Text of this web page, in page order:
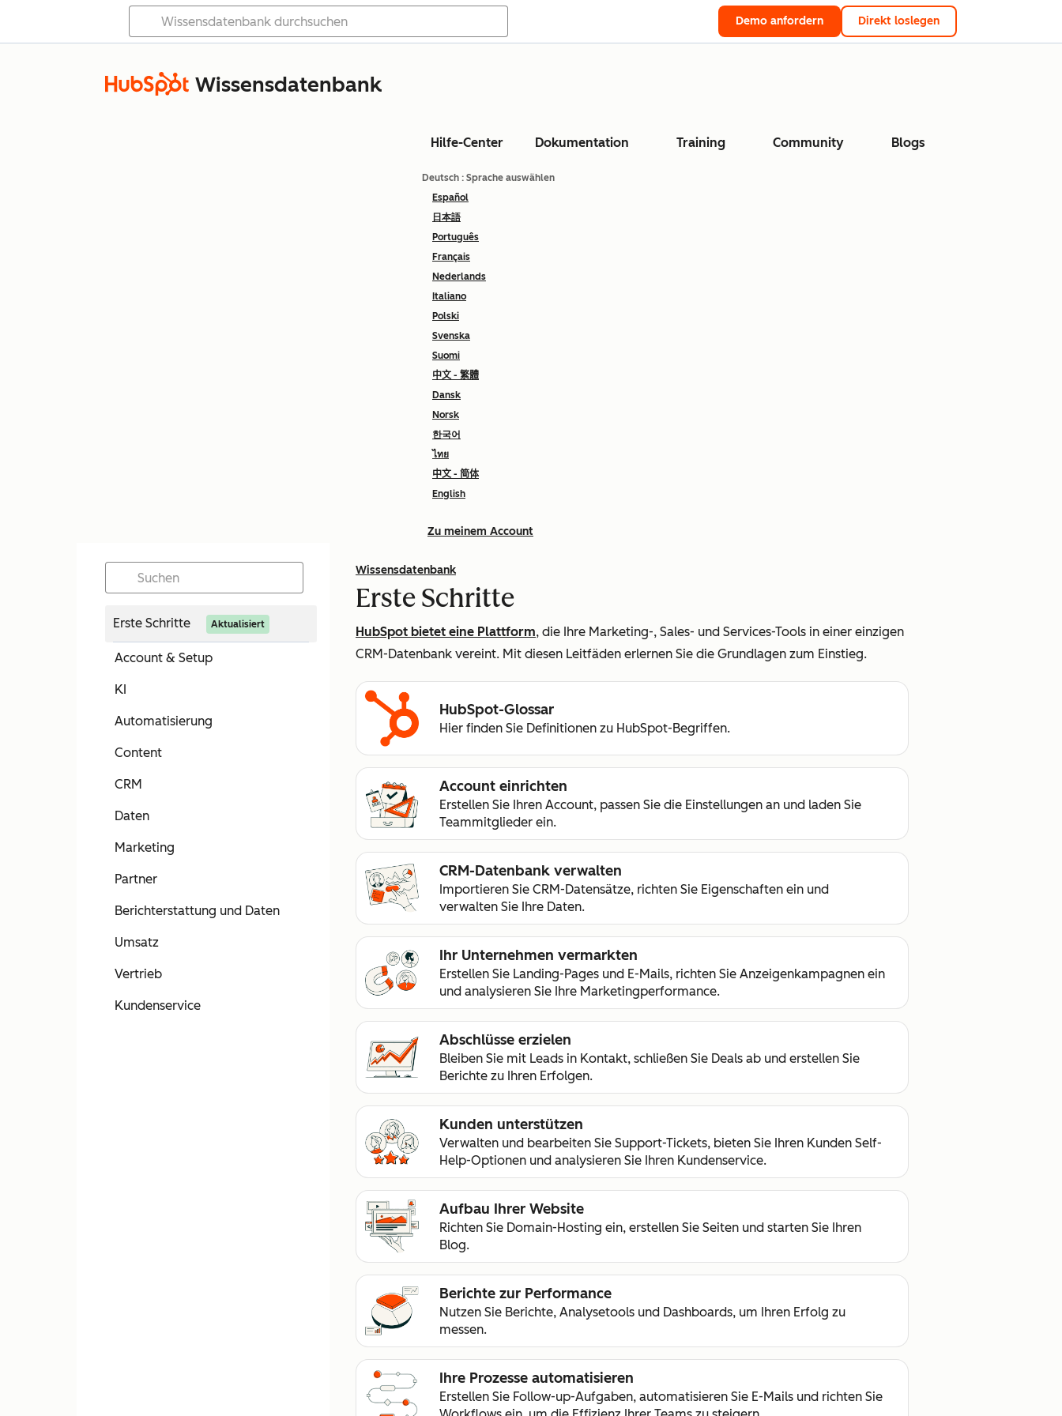
Demo anfordern Direkt loslegen
Wissensdatenbank
Hilfe-Center Dokumentation Training Community Blogs
Deutsch : Sprache auswählen
Español
日本語
Português
Français
Nederlands
Italiano
Polski
Svenska
Suomi
中文 - 繁體
Dansk
Norsk
한국어
ไทย
中文 - 简体
English
Zu meinem Account
Erste Schritte Aktualisiert
Account & Setup
KI
Automatisierung
Content
CRM
Daten
Marketing
Partner
Berichterstattung und Daten
Umsatz
Vertrieb
Kundenservice
Wissensdatenbank
Erste Schritte
HubSpot bietet eine Plattform, die Ihre Marketing-, Sales- und Services-Tools in einer einzigen
CRM-Datenbank vereint. Mit diesen Leitfäden erlernen Sie die Grundlagen zum Einstieg.
HubSpot-Glossar
Hier finden Sie Definitionen zu HubSpot-Begriffen.
Account einrichten
Erstellen Sie Ihren Account, passen Sie die Einstellungen an und laden Sie
Teammitglieder ein.
CRM-Datenbank verwalten
Importieren Sie CRM-Datensätze, richten Sie Eigenschaften ein und
verwalten Sie Ihre Daten.
Ihr Unternehmen vermarkten
Erstellen Sie Landing-Pages und E-Mails, richten Sie Anzeigenkampagnen ein
und analysieren Sie Ihre Marketingperformance.
Abschlüsse erzielen
Bleiben Sie mit Leads in Kontakt, schließen Sie Deals ab und erstellen Sie
Berichte zu Ihren Erfolgen.
Kunden unterstützen
Verwalten und bearbeiten Sie Support-Tickets, bieten Sie Ihren Kunden Self-
Help-Optionen und analysieren Sie Ihren Kundenservice.
Aufbau Ihrer Website
Richten Sie Domain-Hosting ein, erstellen Sie Seiten und starten Sie Ihren
Blog.
Berichte zur Performance
Nutzen Sie Berichte, Analysetools und Dashboards, um Ihren Erfolg zu
messen.
Ihre Prozesse automatisieren
Erstellen Sie Follow-up-Aufgaben, automatisieren Sie E-Mails und richten Sie